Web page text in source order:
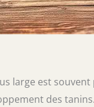
large est
des